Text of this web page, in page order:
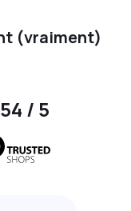
(vraiment)
/ 5